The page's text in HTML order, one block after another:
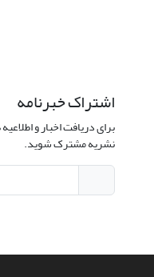
اشتراک خبرنامه
برای دریافت اخبار و
نشریه مشترک شوید.